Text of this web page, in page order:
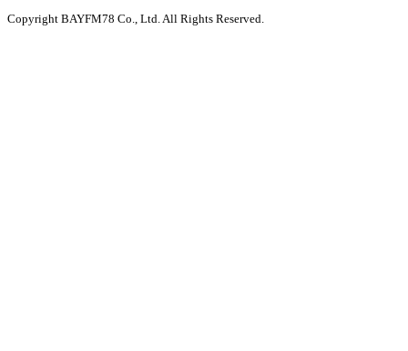
Copyright BAYFM78 Co., Ltd. All Rights Reserved.